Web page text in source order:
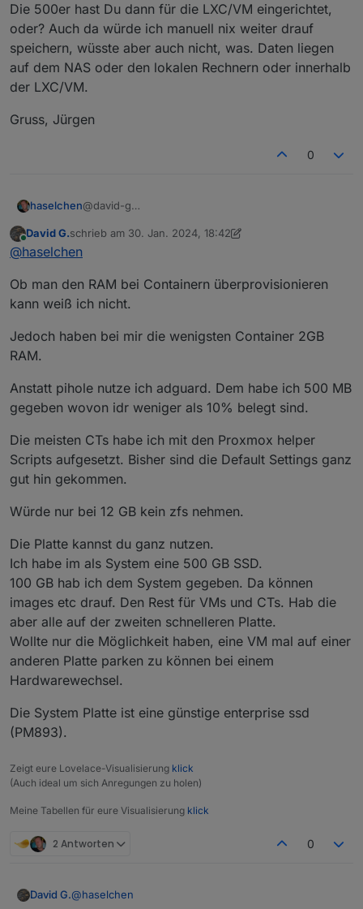
Die 500er hast Du dann für die LXC/VM eingerichtet,
oder? Auch da würde ich manuell nix weiter drauf
speichern, wüsste aber auch nicht, was. Daten liegen
auf dem NAS oder den lokalen Rechnern oder innerhalb
der LXC/VM.
Gruss, Jürgen
0
haselchen@david-g
Noch ne Frage hinterher. Wenn ich LXC anlege,
RAM , ich kann also nur begrenzt Container
erstellen?
insgesamt 12 ist Schluss?
drauf installiere, ist die noch für was gut oder sind
die GB verschenkt?
Bin noch so im Windows Modus.
Möchte gerne so wenig wie möglich
Idee war tatsächlich nen USB Stick zum Booten und
die Software zu nehmen und die Platten für die
Online
David G.schrieb am 30. Jan. 2024, 18:42
zuletzt editiert von David G.
@haselchen
Ob man den RAM bei Containern überprovisionieren
kann weiß ich nicht.
Jedoch haben bei mir die wenigsten Container 2GB
RAM.
Anstatt pihole nutze ich adguard. Dem habe ich 500 MB
gegeben wovon idr weniger als 10% belegt sind.
Die meisten CTs habe ich mit den Proxmox helper
Scripts aufgesetzt. Bisher sind die Default Settings ganz
gut hin gekommen.
Würde nur bei 12 GB kein zfs nehmen.
Die Platte kannst du ganz nutzen.
Ich habe im als System eine 500 GB SSD.
100 GB hab ich dem System gegeben. Da können
images etc drauf. Den Rest für VMs und CTs. Hab die
aber alle auf der zweiten schnelleren Platte.
Wollte nur die Möglichkeit haben, eine VM mal auf einer
anderen Platte parken zu können bei einem
Hardwarewechsel.
Die System Platte ist eine günstige enterprise ssd
(PM893).
Zeigt eure Lovelace-Visualisierung klick
(Auch ideal um sich Anregungen zu holen)
Meine Tabellen für eure Visualisierung klick
2 Antworten 0
David G.@haselchen